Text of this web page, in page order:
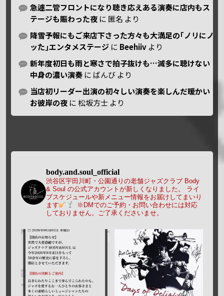
急遽二管フロントになり聴き応えある演奏に店内もス
テージも賑わった夜 に 匿名 より
降雪予報にもご来店下さった方々も大満足の｢ノリにノ
ッた｣エンタメステージ に Beehiiv より
新年度初日も雨と寒さで拍子抜けも…滅多に聴けない
中身の濃い演奏 に ばんび より
当店初リーダー出演の初々しい演奏を楽しんだ暖かい
お彼岸の夜 に松坂方士 より
body.and.soul_official
渋谷区宇田川町・公園通りの老舗ジャズクラブ Body
& Soul の公式アカウントが新しくなりました。
ライ
ブスケジュールや新メニュー情報をお届けしてまいり
ます
※DMでのご予約・お問い合わせには対応
しておりません。ご了承くださいませ。